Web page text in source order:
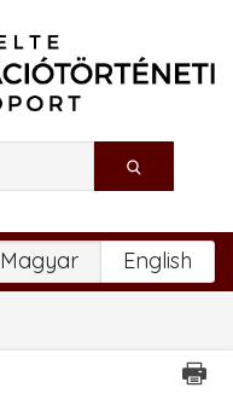
Magyar English